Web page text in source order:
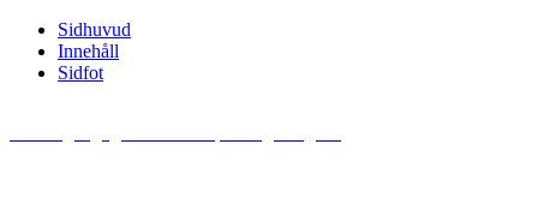
Sidhuvud
Innehåll
Sidfot